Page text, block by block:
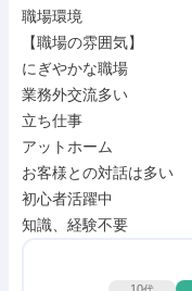
職場環境
【職場の雰囲気】
にぎやかな職場
業務外交流多い
立ち仕事
アットホーム
お客様との対話は多い
初心者活躍中
知識、経験不要